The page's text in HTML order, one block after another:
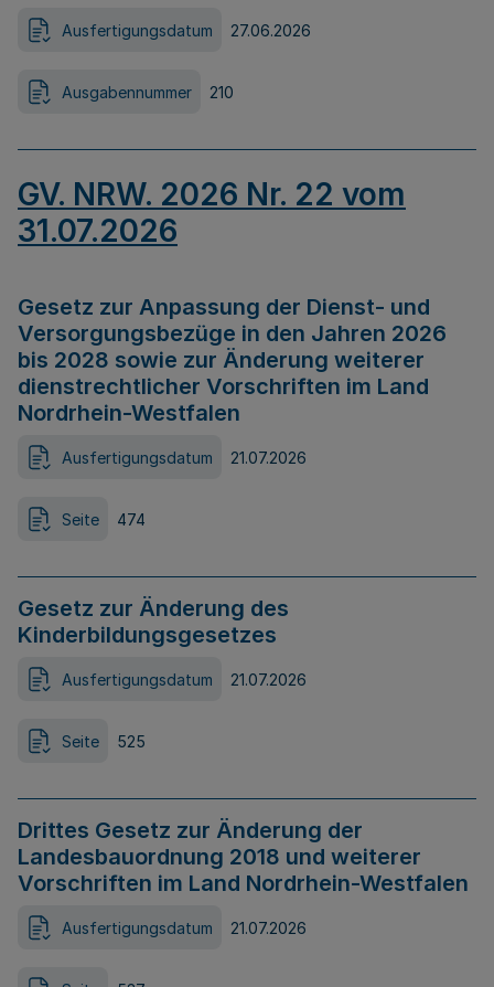
Ausfertigungsdatum 27.06.2026
Ausgabennummer 210
GV. NRW. 2026 Nr. 22 vom
31.07.2026
Gesetz zur Anpassung der Dienst- und
Versorgungsbezüge in den Jahren 2026
bis 2028 sowie zur Änderung weiterer
dienstrechtlicher Vorschriften im Land
Nordrhein-Westfalen
Ausfertigungsdatum 21.07.2026
Seite 474
Gesetz zur Änderung des
Kinderbildungsgesetzes
Ausfertigungsdatum 21.07.2026
Seite 525
Drittes Gesetz zur Änderung der
Landesbauordnung 2018 und weiterer
Vorschriften im Land Nordrhein-Westfalen
Ausfertigungsdatum 21.07.2026